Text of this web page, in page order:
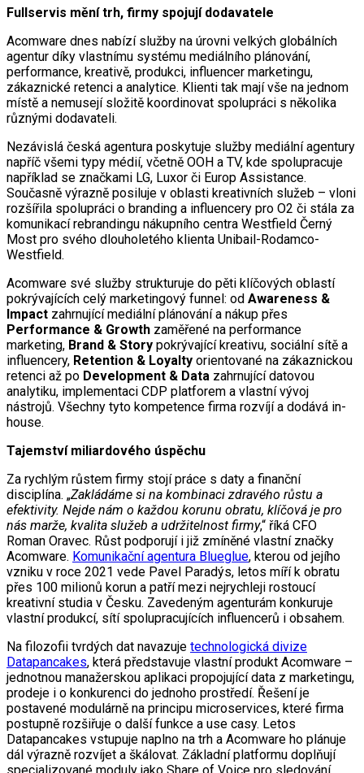
Fullservis mění trh, firmy spojují dodavatele
Acomware dnes nabízí služby na úrovni velkých globálních
agentur díky vlastnímu systému mediálního plánování,
performance, kreativě, produkci, influencer marketingu,
zákaznické retenci a analytice. Klienti tak mají vše na jednom
místě a nemusejí složitě koordinovat spolupráci s několika
různými dodavateli.
Nezávislá česká agentura poskytuje služby mediální agentury
napříč všemi typy médií, včetně OOH a TV, kde spolupracuje
například se značkami LG, Luxor či Europ Assistance.
Současně výrazně posiluje v oblasti kreativních služeb – vloni
rozšířila spolupráci o branding a influencery pro O2 či stála za
komunikací rebrandingu nákupního centra Westfield Černý
Most pro svého dlouholetého klienta Unibail-Rodamco-
Westfield.
Acomware své služby strukturuje do pěti klíčových oblastí
pokrývajících celý marketingový funnel: od Awareness &
Impact zahrnující mediální plánování a nákup přes
Performance & Growth zaměřené na performance
marketing, Brand & Story pokrývající kreativu, sociální sítě a
influencery, Retention & Loyalty orientované na zákaznickou
retenci až po Development & Data zahrnující datovou
analytiku, implementaci CDP platforem a vlastní vývoj
nástrojů. Všechny tyto kompetence firma rozvíjí a dodává in-
house.
Tajemství miliardového úspěchu
Za rychlým růstem firmy stojí práce s daty a finanční
disciplína. „Zakládáme si na kombinaci zdravého růstu a
efektivity. Nejde nám o každou korunu obratu, klíčová je pro
nás marže, kvalita služeb a udržitelnost firmy,“ říká CFO
Roman Oravec. Růst podporují i již zmíněné vlastní značky
Acomware. Komunikační agentura Blueglue, kterou od jejího
vzniku v roce 2021 vede Pavel Paradýs, letos míří k obratu
přes 100 milionů korun a patří mezi nejrychleji rostoucí
kreativní studia v Česku. Zavedeným agenturám konkuruje
vlastní produkcí, sítí spolupracujících influencerů i obsahem.
Na filozofii tvrdých dat navazuje technologická divize
Datapancakes, která představuje vlastní produkt Acomware –
jednotnou manažerskou aplikaci propojující data z marketingu,
prodeje i o konkurenci do jednoho prostředí. Řešení je
postavené modulárně na principu microservices, které firma
postupně rozšiřuje o další funkce a use casy. Letos
Datapancakes vstupuje naplno na trh a Acomware ho plánuje
dál výrazně rozvíjet a škálovat. Základní platformu doplňují